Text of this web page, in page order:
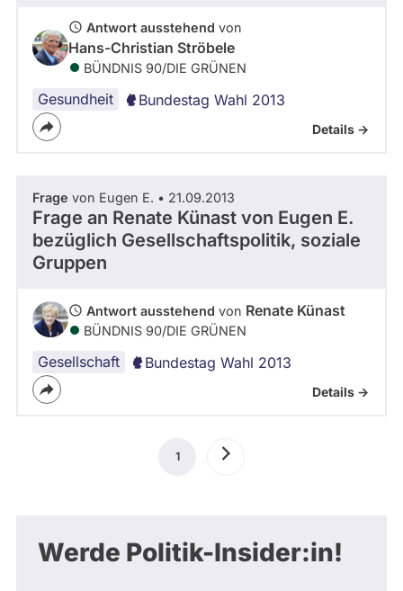
Antwort ausstehend von
Hans-Christian Ströbele
BÜNDNIS 90/­DIE GRÜNEN
Gesundheit Bundestag Wahl 2013
Details ->
Frage von Eugen E. • 21.09.2013
Frage an Renate Künast von Eugen E.
bezüglich Gesellschaftspolitik, soziale
Gruppen
Antwort ausstehend von Renate Künast
BÜNDNIS 90/­DIE GRÜNEN
Gesellschaft Bundestag Wahl 2013
Details ->
SeitennummerierungAktuelle
1 Nächste
Werde Politik-Insider:in!